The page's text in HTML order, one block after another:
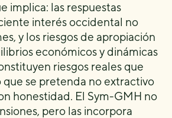
implica: las respuestas
interés occidental no
y los riesgos de apropiación
económicos y dinámicas
riesgos reales que
se pretenda no extractivo
honestidad. El Sym-GMH no
pero las incorpora